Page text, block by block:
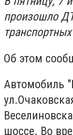
произошло
Об этом
Автомобиль
шоссе. Во